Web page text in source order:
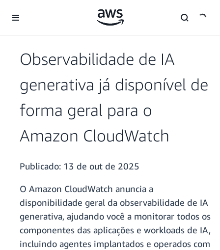
Pular para o conteúdo principal
Observabilidade de IA
generativa já disponível de
forma geral para o
Amazon CloudWatch
Publicado: 13 de out de 2025
O Amazon CloudWatch anuncia a
disponibilidade geral da observabilidade de IA
generativa, ajudando você a monitorar todos os
componentes das aplicações e workloads de IA,
incluindo agentes implantados e operados com